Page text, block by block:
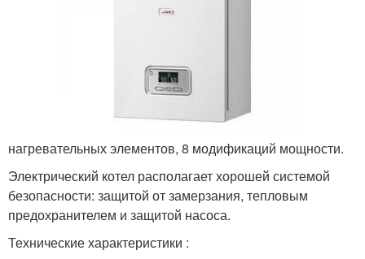
нагревательных элементов, 8 модификаций мощности.
Электрический котел располагает хорошей системой
безопасности: защитой от замерзания, тепловым
предохранителем и защитой насоса.
Технические характеристики :